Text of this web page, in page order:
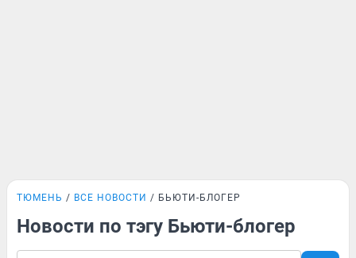
ТЮМЕНЬ ВСЕ НОВОСТИ БЬЮТИ-БЛОГЕР
Новости по тэгу Бьюти-блогер